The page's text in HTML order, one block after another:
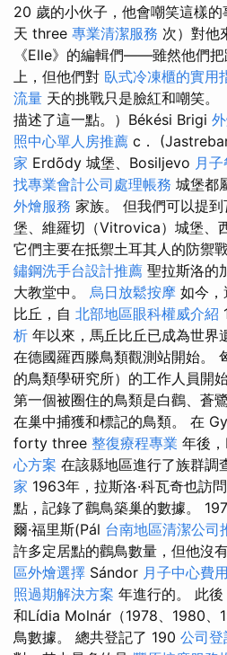
20 歲的小伙子，他會嘲笑這樣
天 three 專業清潔服務 次）對他
《Elle》的編輯們——雖然他們
上，但他們對 臥式冷凍櫃的實用
流量 天的挑戰只是臉紅和嘲笑。
描述了這一點。）Békési Brigi
照中心單人房推薦 c．
家 Erdõdy 城堡、Bosiljevo 月
找專業會計公司處理帳務 城堡都
外燴服務 家族。 但我們可以提
堡、維羅切（Vitrovica）城堡、
它們主要在抵禦土耳其人的防禦
鏽鋼洗手台設計推薦 聖拉斯洛的
大教堂中。 烏日放鬆按摩 如今，
比丘，自 北部地區眼科權威介紹
析 年以來，馬丘比丘已成為世界
在德國羅西滕鳥類觀測站開始。
的鳥類學研究所）的工作人員開
第一個被圈住的鳥類是白鸛、蒼
在巢中捕獲和標記的鳥類。 在
forty three 整復療程專業 年後
心方案 在該縣地區進行了族群調
家 1963年，拉斯洛·科瓦奇也訪
點，記錄了鸛鳥築巢的數據。
爾·福里斯(Pál 台南地區清潔公司
許多定居點的鸛鳥數量，但他沒
區外燴選擇 Sándor 月子中心費
照過期解決方案 年進行的。 此後
和Lídia Molnár（1978、1980、
鳥數據。 總共登記了 190 公司